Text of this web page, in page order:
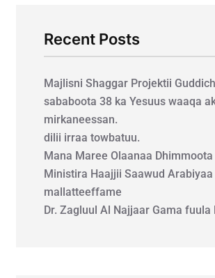
Recent Posts
Majlisni Shaggar Projektii
sababoota 38 ka Yesuus waaqa
mirkaneessan.
dilii irraa towbatuu.
Mana Maree Olaanaa
Ministira Haajjii Saawud
mallatteeffame
Dr. Zagluul Al Najjaar Gama fuula